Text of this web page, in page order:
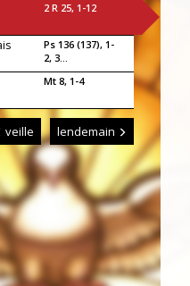
2 R 25, 1-12
Ps 136 (137), 1-
2, 3...
Mt 8, 1-4
veille lendemain